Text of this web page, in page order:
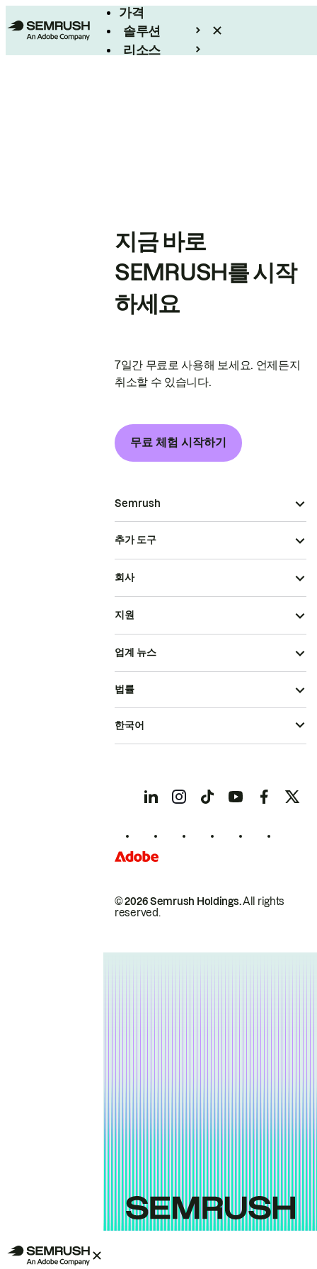
가격
솔루션
리소스
지금 바로
SEMRUSH를 시작
하세요
7일간 무료로 사용해 보세요. 언제든지
취소할 수 있습니다.
무료 체험 시작하기
Semrush
추가 도구
회사
지원
업계 뉴스
© 2026 Semrush Holdings.All rights
reserved.
법률
한국어